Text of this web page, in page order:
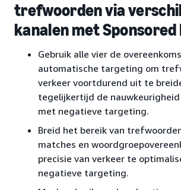
trefwoorden via
kanalen met
Gebruik alle vier de
automatische targeting om
verkeer voortdurend uit te
tegelijkertijd de
met negatieve targeting.
Breid het bereik van
matches en
precisie van verkeer te
negatieve targeting.